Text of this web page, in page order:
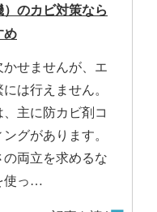
のカビ対策なら
め
せませんが、エ
は行えません。
主に防カビ剤コ
グがあります。
両立を求めるな
使っ…